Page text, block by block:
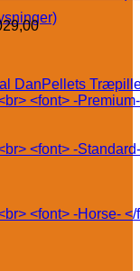
DanPellets